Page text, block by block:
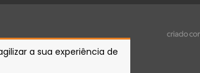
a sua experiência de